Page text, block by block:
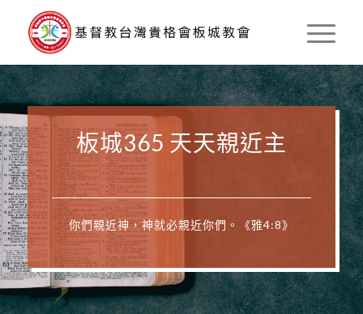
板城365 天天親近主
你們親近神，神就必親近你們。《雅4:8》